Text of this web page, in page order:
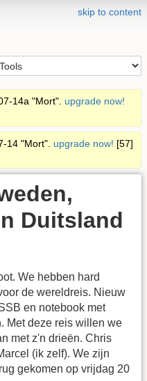
skip to content
14a "Mort". upgrade now!
14 "Mort". upgrade now! [57]
Duitsland
We hebben hard
de wereldreis. Nieuw
en notebook met
Met deze reis willen we
met z'n drieën. Chris
(ik zelf). We zijn
gekomen op vrijdag 20